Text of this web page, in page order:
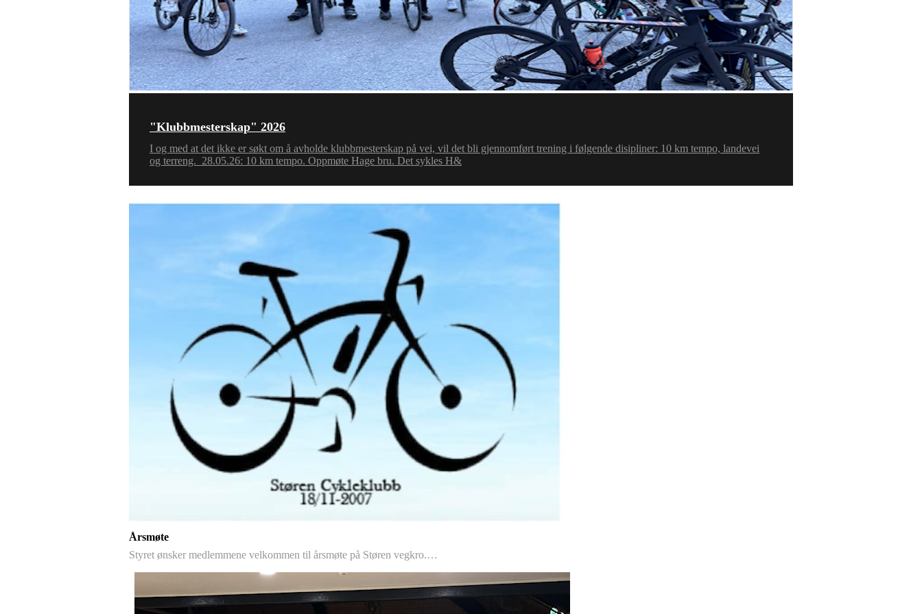
"Klubbmesterskap" 2026
I og med at det ikke er søkt om å avholde klubbmesterskap på vei, vil det bli gjennomført trening i følgende disipliner: 10 km tempo, landevei
og terreng. 28.05.26: 10 km tempo. Oppmøte Hage bru. Det sykles H&
Årsmøte
Styret ønsker medlemmene velkommen til årsmøte på Støren vegkro.…